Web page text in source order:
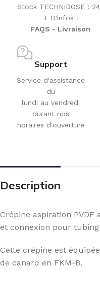
Stock TECHNIDOSE :
+ D'infos :
FAQS - Livraison
Support
Service d'assistance
du
lundi au vendredi
durant nos
horaires d'ouverture
Description
Crépine aspiration
et connexion pour tubing
Cette crépine est
de canard en FKM-B.